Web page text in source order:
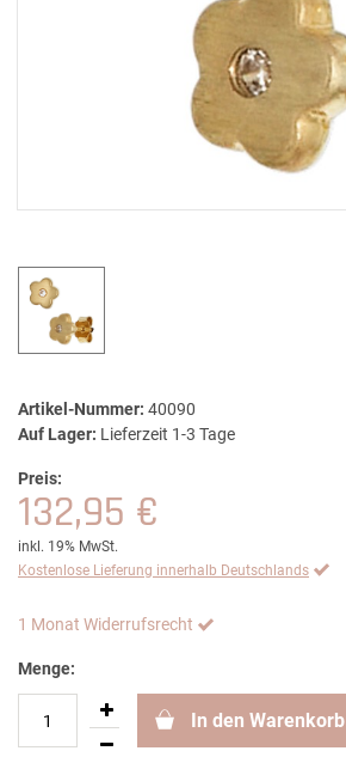
Artikel-Nummer: 40090
Auf Lager: Lieferzeit 1-3 Tage
Preis:
132,95 €
inkl. 19% MwSt.
Kostenlose Lieferung innerhalb Deutschlands
1 Monat Widerrufsrecht
Menge:
In den Warenkorb